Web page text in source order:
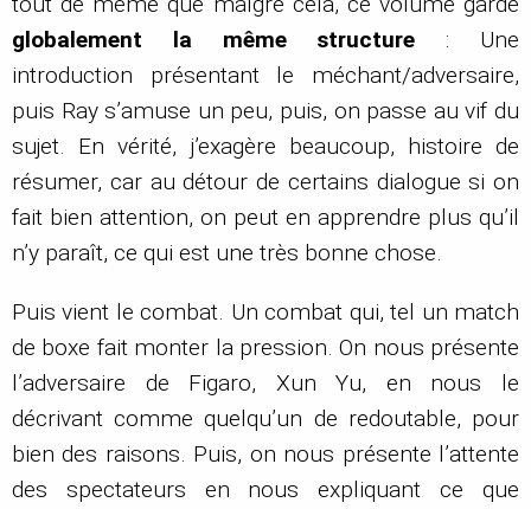
globalement la même structure : Une
introduction présentant le méchant/adversaire,
puis Ray s’amuse un peu, puis, on passe au vif du
sujet. En vérité, j’exagère beaucoup, histoire de
résumer, car au détour de certains dialogue si on
fait bien attention, on peut en apprendre plus qu’il
n’y paraît, ce qui est une très bonne chose.
Puis vient le combat. Un combat qui, tel un match
de boxe fait monter la pression. On nous présente
l’adversaire de Figaro, Xun Yu, en nous le
décrivant comme quelqu’un de redoutable, pour
bien des raisons. Puis, on nous présente l’attente
des spectateurs en nous expliquant ce que